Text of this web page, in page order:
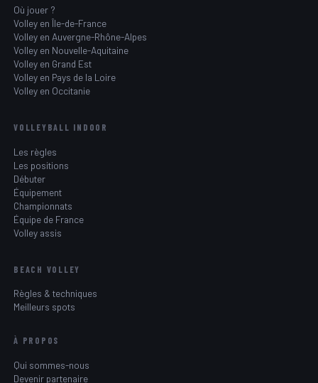
Où jouer ?
Volley en Île-de-France
Volley en Auvergne-Rhône-Alpes
Volley en Nouvelle-Aquitaine
Volley en Grand Est
Volley en Pays de la Loire
Volley en Occitanie
VOLLEYBALL INDOOR
Les règles
Les positions
Débuter
Équipement
Championnats
Équipe de France
Volley assis
BEACH VOLLEY
Règles & techniques
Meilleurs spots
À PROPOS
Qui sommes-nous
Devenir partenaire